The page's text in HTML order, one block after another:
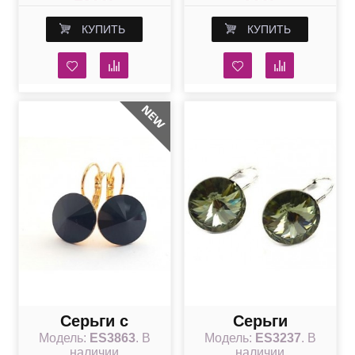
КУПИТЬ КУПИТЬ
Серьги с
черными
Модель: ES3863. В
наличии
Серьги
популярные с
Модель: ES3237. В
наличии